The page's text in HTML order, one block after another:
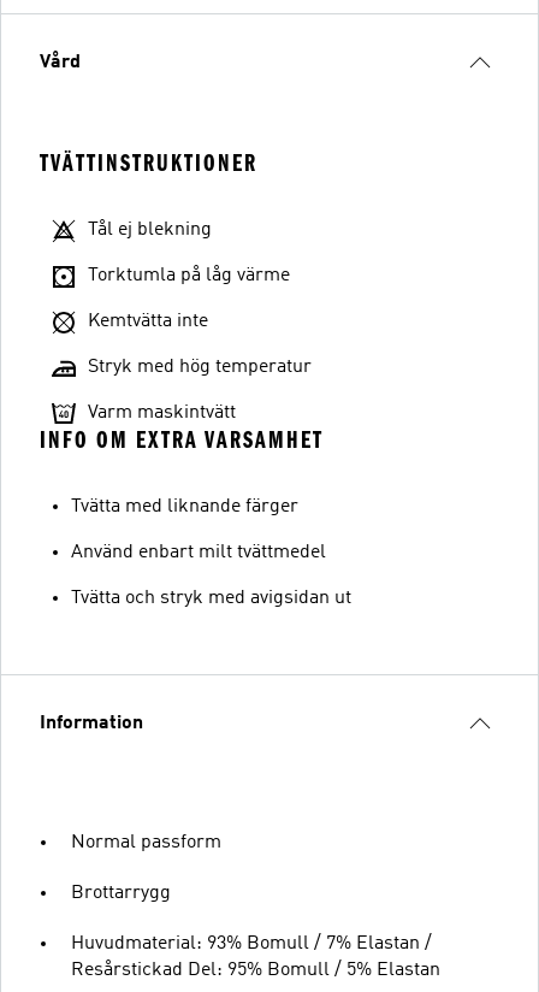
Vård
TVÄTTINSTRUKTIONER
Tål ej blekning
Torktumla på låg värme
Kemtvätta inte
Stryk med hög temperatur
Varm maskintvätt
INFO OM EXTRA VARSAMHET
Tvätta med liknande färger
Använd enbart milt tvättmedel
Tvätta och stryk med avigsidan ut
Information
Normal passform
Brottarrygg
Huvudmaterial: 93% Bomull / 7% Elastan /
Resårstickad Del: 95% Bomull / 5% Elastan